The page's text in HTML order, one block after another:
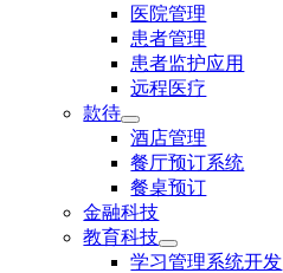
医院管理
患者管理
患者监护应用
远程医疗
款待
酒店管理
餐厅预订系统
餐桌预订
金融科技
教育科技
学习管理系统开发